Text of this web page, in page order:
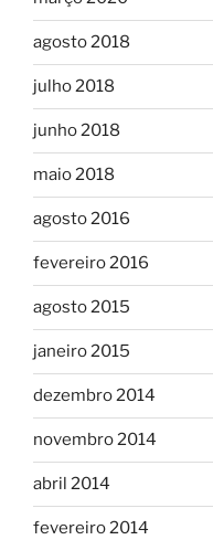
agosto 2018
julho 2018
junho 2018
maio 2018
agosto 2016
fevereiro 2016
agosto 2015
janeiro 2015
dezembro 2014
novembro 2014
abril 2014
fevereiro 2014